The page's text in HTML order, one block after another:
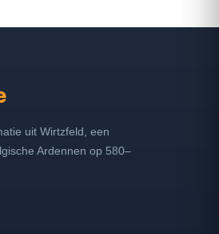
uit Wirtzfeld, een
Ardennen op 580–